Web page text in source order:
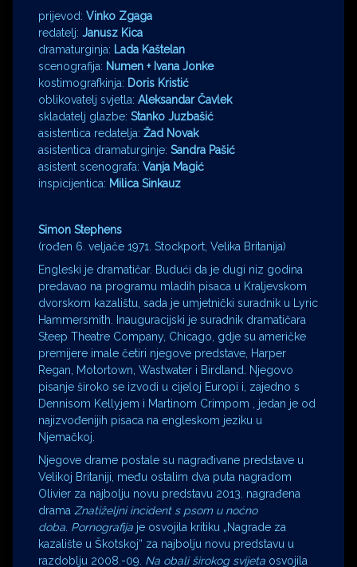
prijevod: Vinko Zgaga
redatelj: Janusz Kica
dramaturginja: Lada Kaštelan
scenografija: Numen + Ivana Jonke
kostimografkinja: Doris Kristić
oblikovatelj svjetla: Aleksandar Čavlek
skladatelj glazbe: Stanko Juzbašić
asistentica redatelja: Žad Novak
asistentica dramaturginje: Sandra Pašić
asistent scenografa: Vanja Magić
inspicijentica: Milica Sinkauz
Simon Stephens
(rođen 6. veljače 1971. Stockport, Velika Britanija)
Engleski je dramatičar. Budući da je dugi niz godina
predavao na programu mladih pisaca u Kraljevskom
dvorskom kazalištu, sada je umjetnički suradnik u Lyric
Hammersmith. Inauguracijski je suradnik dramatičara
Steep Theatre Company, Chicago, gdje su američke
premijere imale četiri njegove predstave, Harper
Regan, Motortown, Wastwater i Birdland. Njegovo
pisanje široko se izvodi u cijeloj Europi i, zajedno s
Dennisom Kellyjem i Martinom Crimpom , jedan je od
najizvođenijih pisaca na engleskom jeziku u
Njemačkoj.
Njegove drame postale su nagrađivane predstave u
Velikoj Britaniji, među ostalim dva puta nagradom
Olivier za najbolju novu predstavu 2013. nagrađena
drama Znatiželjni incident s psom u noćno
doba Pornografija je osvojila kritiku „Nagrade za
kazalište u Škotskoj“ za najbolju novu predstavu u
razdoblju 2008.-09. Na obali širokog svijeta osvojila